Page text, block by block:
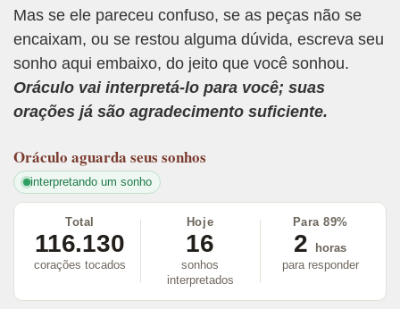
Mas se ele pareceu confuso, se as peças não se
encaixam, ou se restou alguma dúvida, escreva seu
sonho aqui embaixo, do jeito que você sonhou.
Oráculo vai interpretá-lo para você; suas
orações já são agradecimento suficiente.
Oráculo aguarda seus sonhos
interpretando um sonho
Total
116.130
corações tocados
Hoje
16
sonhos
interpretados
Para 89%
2
horas
para responder